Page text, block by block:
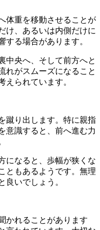
体重を移動させることが
け、あるいは内側だけに
する場合があります。
中央へ、そして前方へと
れがスムーズになること
えられています。
蹴り出します。特に親指
意識すると、前へ進む力
になると、歩幅が狭くな
ともあるようです。無理
良いでしょう。
かれることがあります